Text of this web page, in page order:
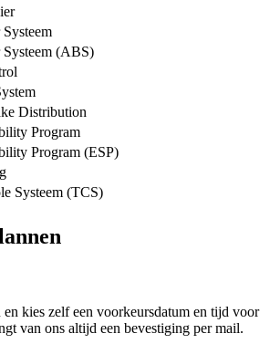
(ABS)
Distribution
Program
Program (ESP)
Systeem (TCS)
kies zelf een voorkeursdatum en tijd voor
van ons altijd een bevestiging per mail.